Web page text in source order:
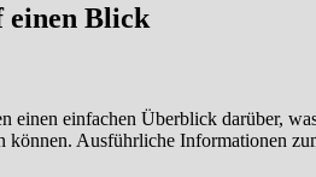
einen Blick
einen einfachen Überblick darüber,
Ausführliche Informationen